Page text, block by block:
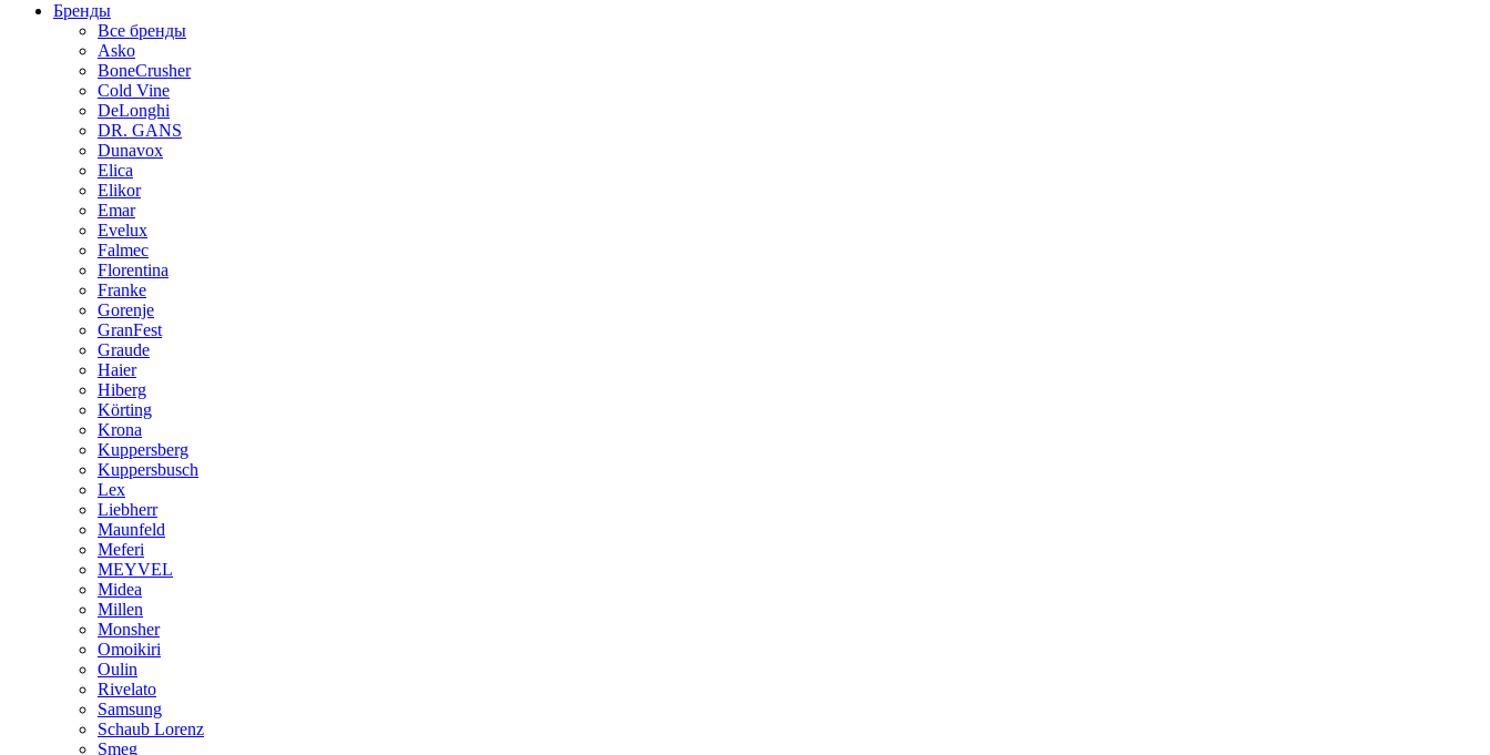
Бренды
Все бренды
Asko
BoneCrusher
Cold Vine
DeLonghi
DR. GANS
Dunavox
Elica
Elikor
Emar
Evelux
Falmec
Florentina
Franke
Gorenje
GranFest
Graude
Haier
Hiberg
Körting
Krona
Kuppersberg
Kuppersbusch
Lex
Liebherr
Maunfeld
Meferi
MEYVEL
Midea
Millen
Monsher
Omoikiri
Oulin
Rivelato
Samsung
Schaub Lorenz
Smeg